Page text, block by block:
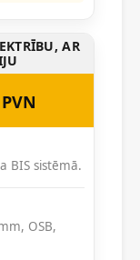
AR
BIS sistēmā.
OSB,